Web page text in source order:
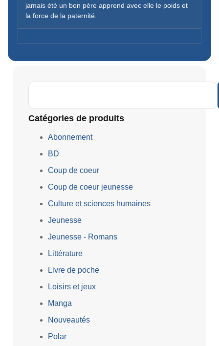
jamais été un bon père apprend avec elle le poids et
la force de la paternité.
Catégories de produits
Abonnement
BD
Coup de coeur
Coup de coeur jeunesse
Culture et sciences humaines
Jeunesse
Jeunesse - Romans
Littérature
Livre de poche
Loisirs et jeux
Manga
Nouveautés
Polar